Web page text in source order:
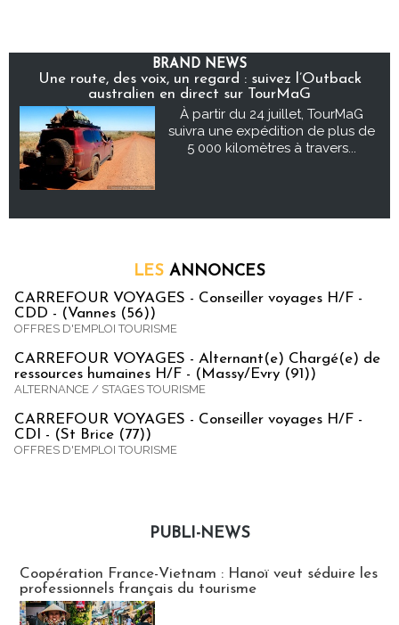
BRAND NEWS
Une route, des voix, un regard : suivez l’Outback
australien en direct sur TourMaG
À partir du 24 juillet, TourMaG
suivra une expédition de plus de
5 000 kilomètres à travers...
LES ANNONCES
CARREFOUR VOYAGES - Conseiller voyages H/F -
CDD - (Vannes (56))
OFFRES D'EMPLOI TOURISME
CARREFOUR VOYAGES - Alternant(e) Chargé(e) de
ressources humaines H/F - (Massy/Evry (91))
ALTERNANCE / STAGES TOURISME
CARREFOUR VOYAGES - Conseiller voyages H/F -
CDI - (St Brice (77))
OFFRES D'EMPLOI TOURISME
PUBLI-NEWS
Coopération France-Vietnam : Hanoï veut séduire les
professionnels français du tourisme